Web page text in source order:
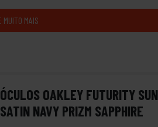
ÓCULOS OAKLEY FUTURITY SUN
SATIN NAVY PRIZM SAPPHIRE